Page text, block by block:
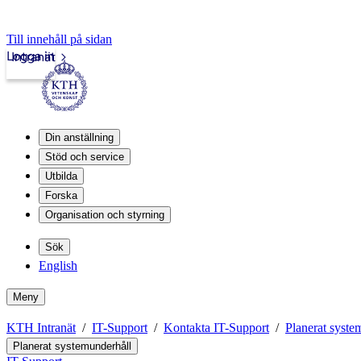
Till innehåll på sidan
Intranät
Logga in
Din anställning
Stöd och service
Utbilda
Forska
Organisation och styrning
Sök
English
Meny
KTH Intranät IT-Support Kontakta IT-Support Planerat
Planerat systemunderhåll